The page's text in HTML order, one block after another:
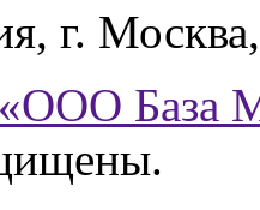
, г. Москва
«ООО База